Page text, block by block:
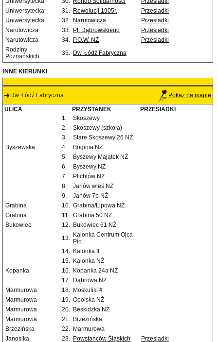
Uniwersytecka
31. Rewolucji 1905r.
Przesiadki
Uniwersytecka
32. Narutowicza
Przesiadki
Narutowicza
33. Pl. Dąbrowskiego
Przesiadki
Narutowicza
34. P.O.W. NŻ
Przesiadki
Rodziny
Poznańskich
35. Dw. Łódź Fabryczna
INNE KIERUNKI
Dw. Łódź Fabryczna Pokaż na mapie
ULICA PRZYSTANEK
PRZESIADKI
1.
Skoszewy
2.
Skoszewy (szkoła)
3.
Stare Skoszewy 26 NŻ
Byszewska
4.
Boginia NŻ
5.
Byszewy Majątek NŻ
6.
Byszewy NŻ
7.
Plichtów NŻ
8.
Janów wieś NŻ
9.
Janów 7b NŻ
Grabina
10. Grabina/Lipowa NŻ
Grabina
11. Grabina 50 NŻ
Bukowiec
12. Bukowiec 61 NŻ
13. Kalonka Centrum Ojca
Pio
14. Kalonka II
15. Kalonka NŻ
Kopanka
16. Kopanka 24a NŻ
17. Dąbrowa NŻ
Marmurowa
18. Moskuliki #
Marmurowa
19. Opolska NŻ
Marmurowa
20. Beskidzka NŻ
Marmurowa
21. Brzezińska
Brzezińska
22. Marmurowa
Janosika
23. Powstańców Śląskich Przesiadki